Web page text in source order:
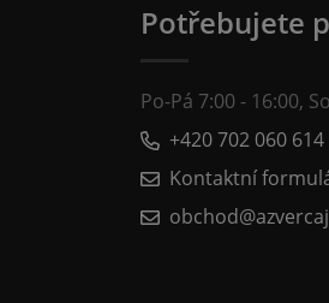
Potřebujete
Po-Pá 7:00 - 16:00,
+420 702 060 614
Kontaktní